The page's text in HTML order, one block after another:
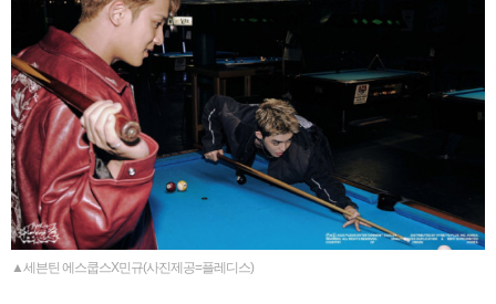
▲세븐틴 에스쿱스X민규(사진제공=플레디스)